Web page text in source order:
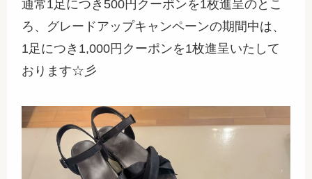
通常1足につき500円クーポンを1枚進呈のとこ
ろ、グレードアップキャンペーンの期間中は、
1足につき1,000円クーポンを1枚進呈いたして
おります☆彡